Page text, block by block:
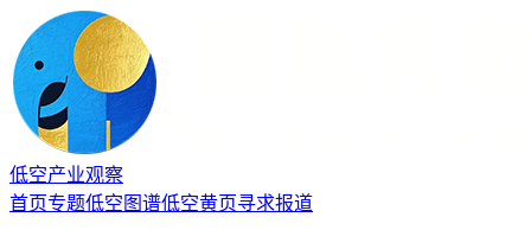
低空产业观察
首页专题低空图谱低空黄页寻求报道